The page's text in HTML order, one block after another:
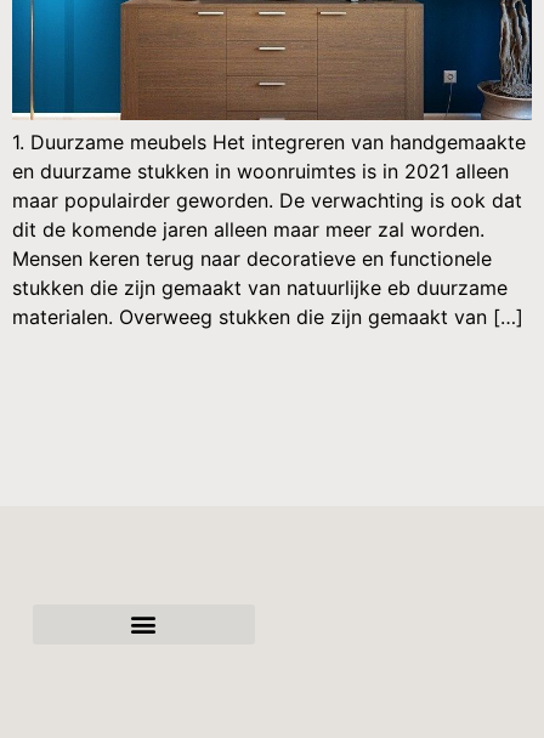
1. Duurzame meubels Het integreren van handgemaakte
en duurzame stukken in woonruimtes is in 2021 alleen
maar populairder geworden. De verwachting is ook dat
dit de komende jaren alleen maar meer zal worden.
Mensen keren terug naar decoratieve en functionele
stukken die zijn gemaakt van natuurlijke eb duurzame
materialen. Overweeg stukken die zijn gemaakt van […]